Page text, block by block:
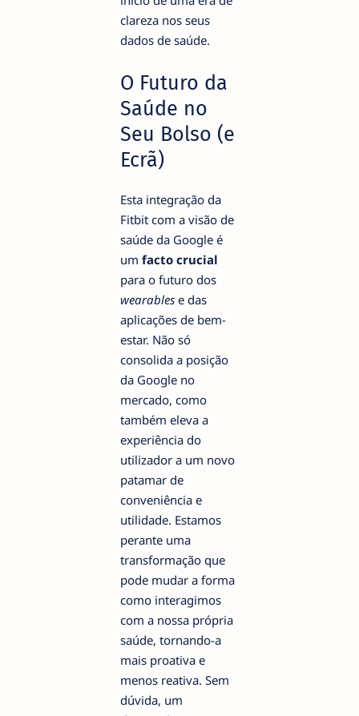
clareza nos seus
dados de saúde.
O Futuro da
Saúde no
Seu Bolso (e
Ecrã)
Esta integração da
Fitbit com a visão de
saúde da Google é
um facto crucial
para o futuro dos
wearables e das
aplicações de bem-
estar. Não só
consolida a posição
da Google no
mercado, como
também eleva a
experiência do
utilizador a um novo
patamar de
conveniência e
utilidade. Estamos
perante uma
transformação que
pode mudar a forma
como interagimos
com a nossa própria
saúde, tornando-a
mais proativa e
menos reativa. Sem
dúvida, um